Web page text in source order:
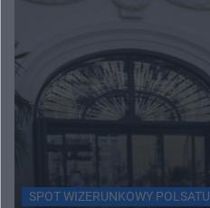
SPOT WIZERUNKOWY POLSATU